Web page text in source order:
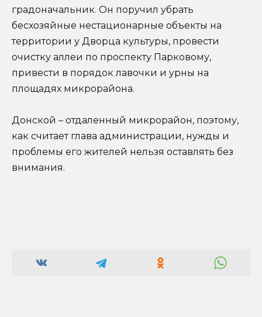
градоначальник. Он поручил убрать
бесхозяйные нестационарные объекты на
территории у Дворца культуры, провести
очистку аллеи по проспекту Парковому,
привести в порядок лавочки и урны на
площадях микрорайона.
Донской – отдаленный микрорайон, поэтому,
как считает глава администрации, нужды и
проблемы его жителей нельзя оставлять без
внимания.